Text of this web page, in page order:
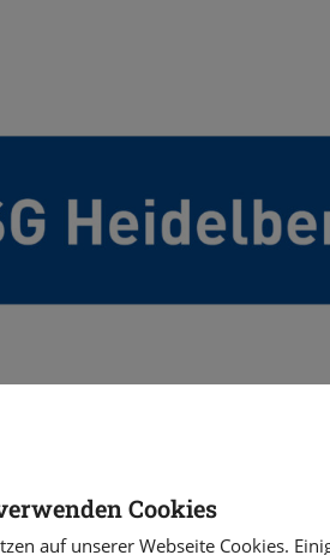
Cookies
auf unserer Webseite Cookies.